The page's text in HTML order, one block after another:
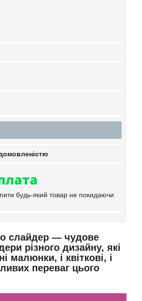
будь-який товар не покидаючи
слайдер — чудове
різного дизайну, які
і квіткові, і
переваг цього